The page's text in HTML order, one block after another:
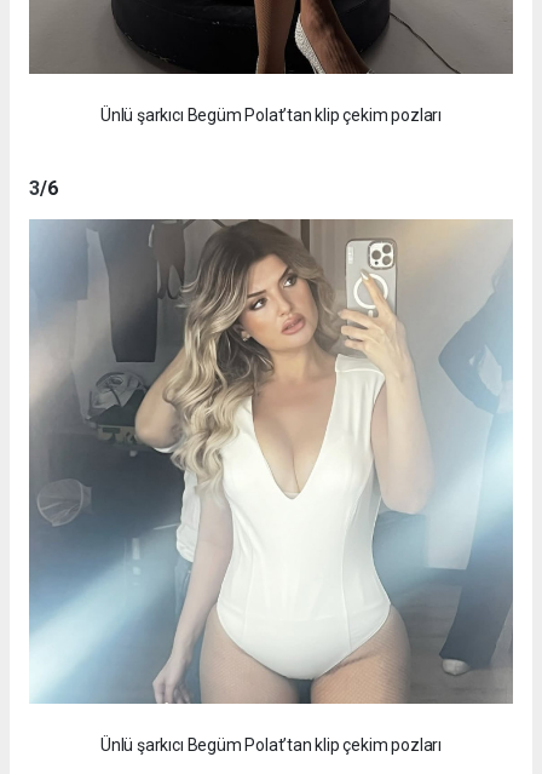
Ünlü şarkıcı Begüm Polat’tan klip çekim pozları
3/6
Ünlü şarkıcı Begüm Polat’tan klip çekim pozları